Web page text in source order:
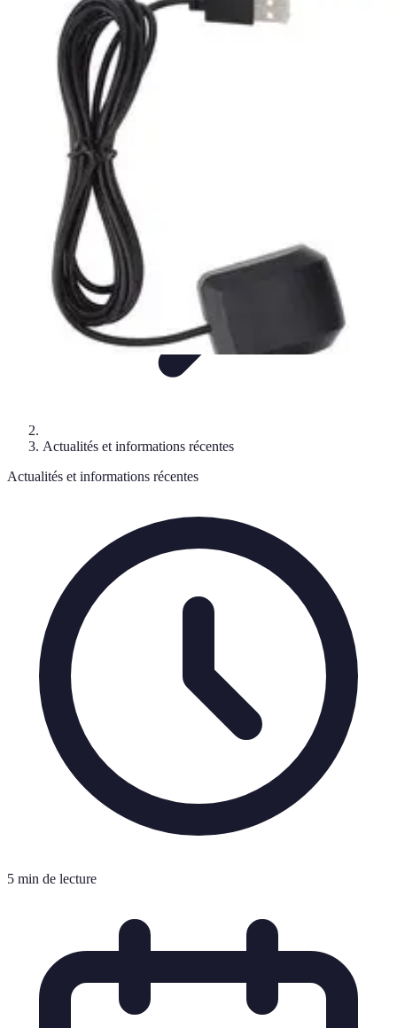
Nouvelles Express
TechnologieBusiness Finance DivertissementAuto
Nouvelles Express
Actualités et informations récentes
Actualités et informations récentes
5 min de lecture